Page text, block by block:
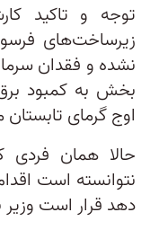
توجه و تاکید
زیرساخت‌های
نشده و فقدان
بخش به کمبود
اوج گرمای
حالا همان
نتوانسته است
دهد قرار است وزیر